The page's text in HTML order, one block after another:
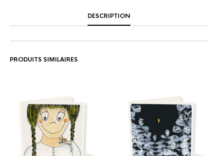
DESCRIPTION
PRODUITS SIMILAIRES